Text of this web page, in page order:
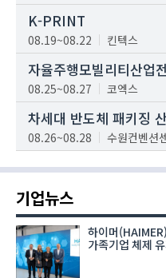
K-PRINT
08.19~08.22 킨텍스
자율주행모빌리티산업전
08.25~08.27 코엑스
차세대 반도체 패키징
08.26~08.28 수원컨벤션
기업뉴스
하이머
가족기업 체제